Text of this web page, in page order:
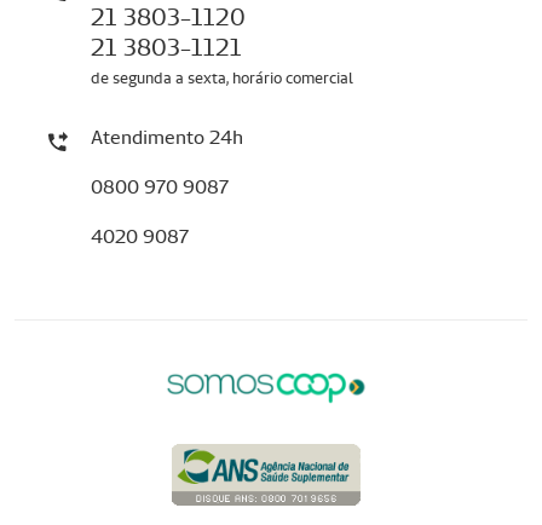
21 3803-1120
21 3803-1121
de segunda a sexta, horário comercial
Atendimento 24h
0800 970 9087
4020 9087